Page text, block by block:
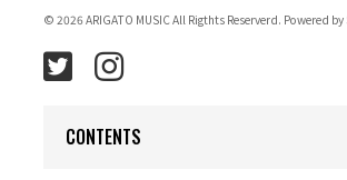
© 2026 ARIGATO MUSIC All Rigthts Reserverd. Powered by
CONTENTS